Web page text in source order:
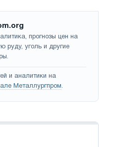
прогнозы цен на
руду, уголь и другие
и аналитики на
Металлургпром.